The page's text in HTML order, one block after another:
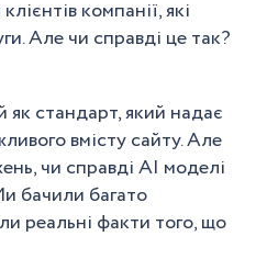
компанії, які
Але чи справді це так?
як стандарт, який надає
вмісту сайту. Але
чи справді АІ моделі
бачили багато
реальні факти того, що